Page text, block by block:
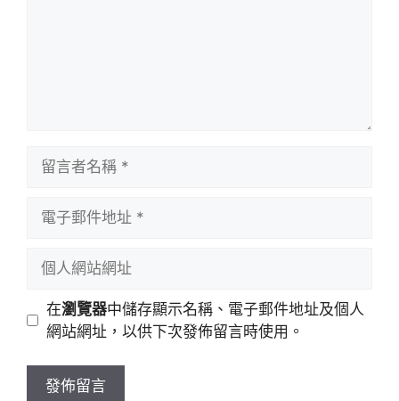
址
站
址
在瀏覽器中儲存顯示名稱、電子郵件地址及個人
網站網址，以供下次發佈留言時使用。